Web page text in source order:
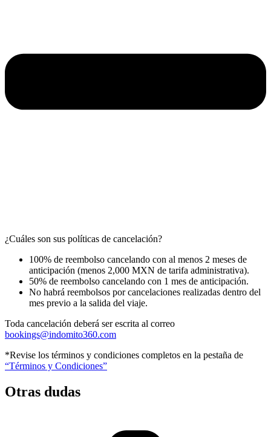
¿Cuáles son sus políticas de cancelación?
100% de reembolso cancelando con al menos 2 meses de
anticipación (menos 2,000 MXN de tarifa administrativa).
50% de reembolso cancelando con 1 mes de anticipación.
No habrá reembolsos por cancelaciones realizadas dentro del
mes previo a la salida del viaje.
Toda cancelación deberá ser escrita al correo
bookings@indomito360.com
*Revise los términos y condiciones completos en la pestaña de
“Términos y Condiciones”
Otras dudas